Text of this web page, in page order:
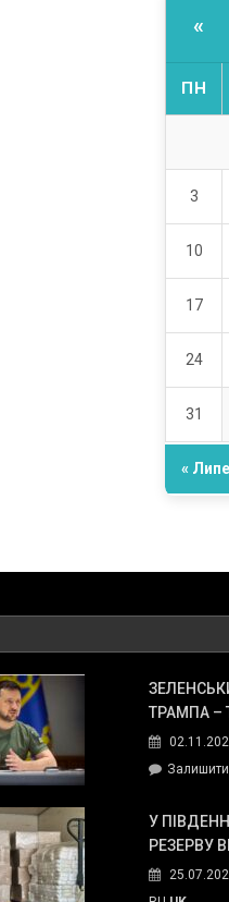
«
ПН
3
10
17
24
31
«
ТРАМПА –
У
РЕЗЕРВУ